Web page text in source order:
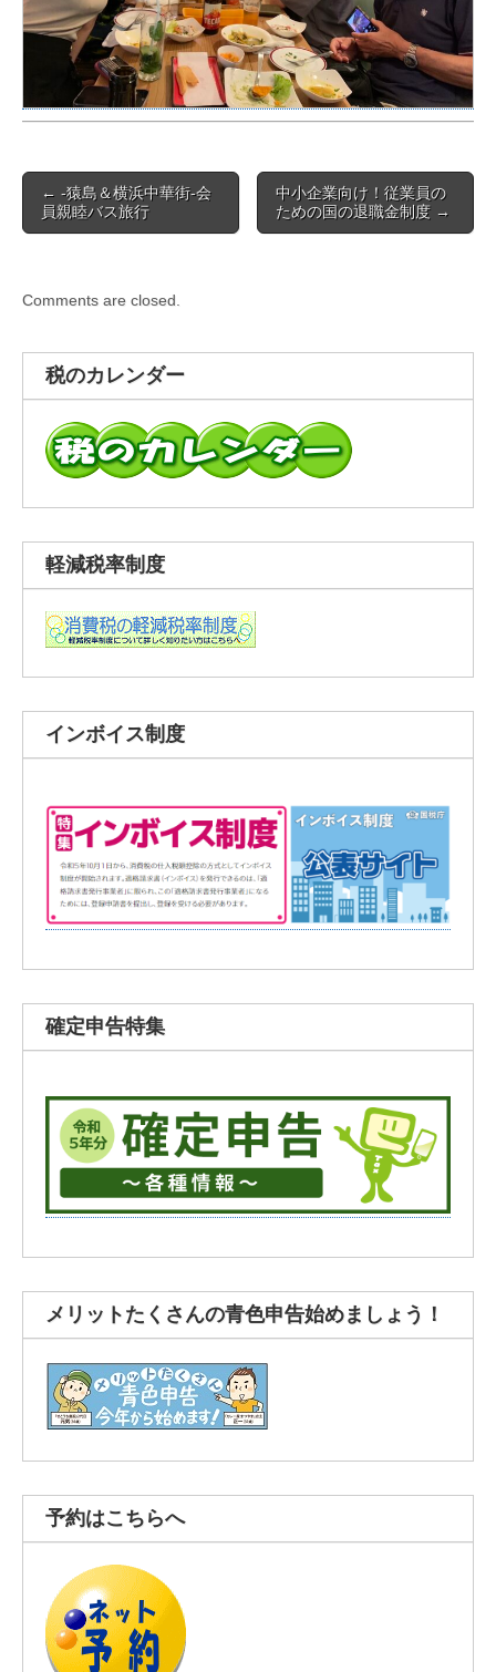
Post
navigation
← -猿島＆横浜中華街-会
員親睦バス旅行
中小企業向け！従業員の
ための国の退職金制度 →
Comments are closed.
税のカレンダー
軽減税率制度
インボイス制度
確定申告特集
メリットたくさんの青色申告始めましょう！
予約はこちらへ